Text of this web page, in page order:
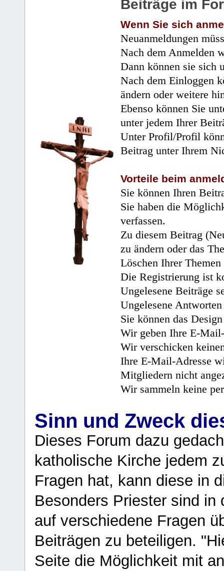
Beiträge im
Wenn Sie sich
Neuanmeldungen
Nach dem Anmelden
Dann können sie sich
Nach dem Einloggen
ändern oder weitere
Ebenso können Sie
unter jedem Ihrer
Unter Profil/Profil
Beitrag unter Ihrem
Vorteile beim
Sie können Ihren
Sie haben die
verfassen.
Zu diesem Beitrag
zu ändern oder das
Löschen Ihrer
Die Registrierung ist
Ungelesene Beiträge
Ungelesene
Sie können das
Wir geben Ihre E-
Wir verschicken
Ihre E-Mail-Adresse
Mitgliedern nicht
Wir sammeln keine
Sinn und Zweck
Dieses Forum dazu
katholische Kirche jedem
Fragen hat, kann diese in
Besonders Priester sind in
auf verschiedene Fragen
Beiträgen zu beteiligen.
Seite die Möglichkeit mit